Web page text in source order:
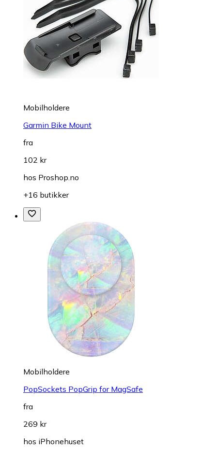
Mobilholdere
Garmin Bike Mount
fra
102 kr
hos Proshop.no
+16 butikker
Mobilholdere
PopSockets PopGrip for MagSafe
fra
269 kr
hos iPhonehuset